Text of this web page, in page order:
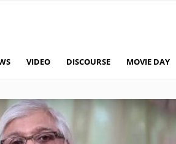
VIDEO DISCOURSE MOVIE DAY